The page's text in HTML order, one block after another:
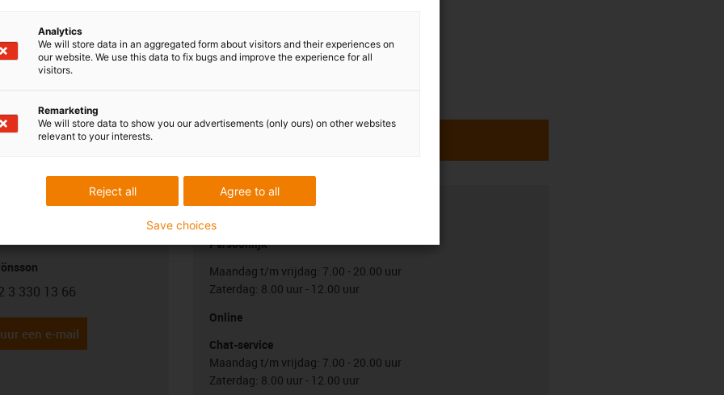
/ 972.32.SL
vragen
phone
3 330 13 66
een e-mail
Overleg en levering
Persoonlijk
Maandag t/m vrijdag: 7.00 - 20.00 uur
Zaterdag: 8.00 uur - 12.00 uur
Online
Chat-service
Maandag t/m vrijdag: 7.00 - 20.00 uur
Zaterdag: 8.00 uur - 12.00 uur
Analytics
We will store data in an aggregated form about visitors and their experiences on
our website. We use this data to fix bugs and improve the experience for all
visitors.
Remarketing
We will store data to show you our advertisements (only ours) on other websites
relevant to your interests.
Agree to all
Reject all
Save choices